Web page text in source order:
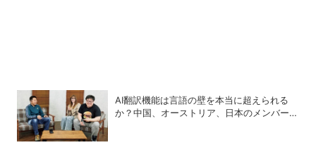
AI翻訳機能は言語の壁を本当に超えられる
か？中国、オーストリア、日本のメンバーで